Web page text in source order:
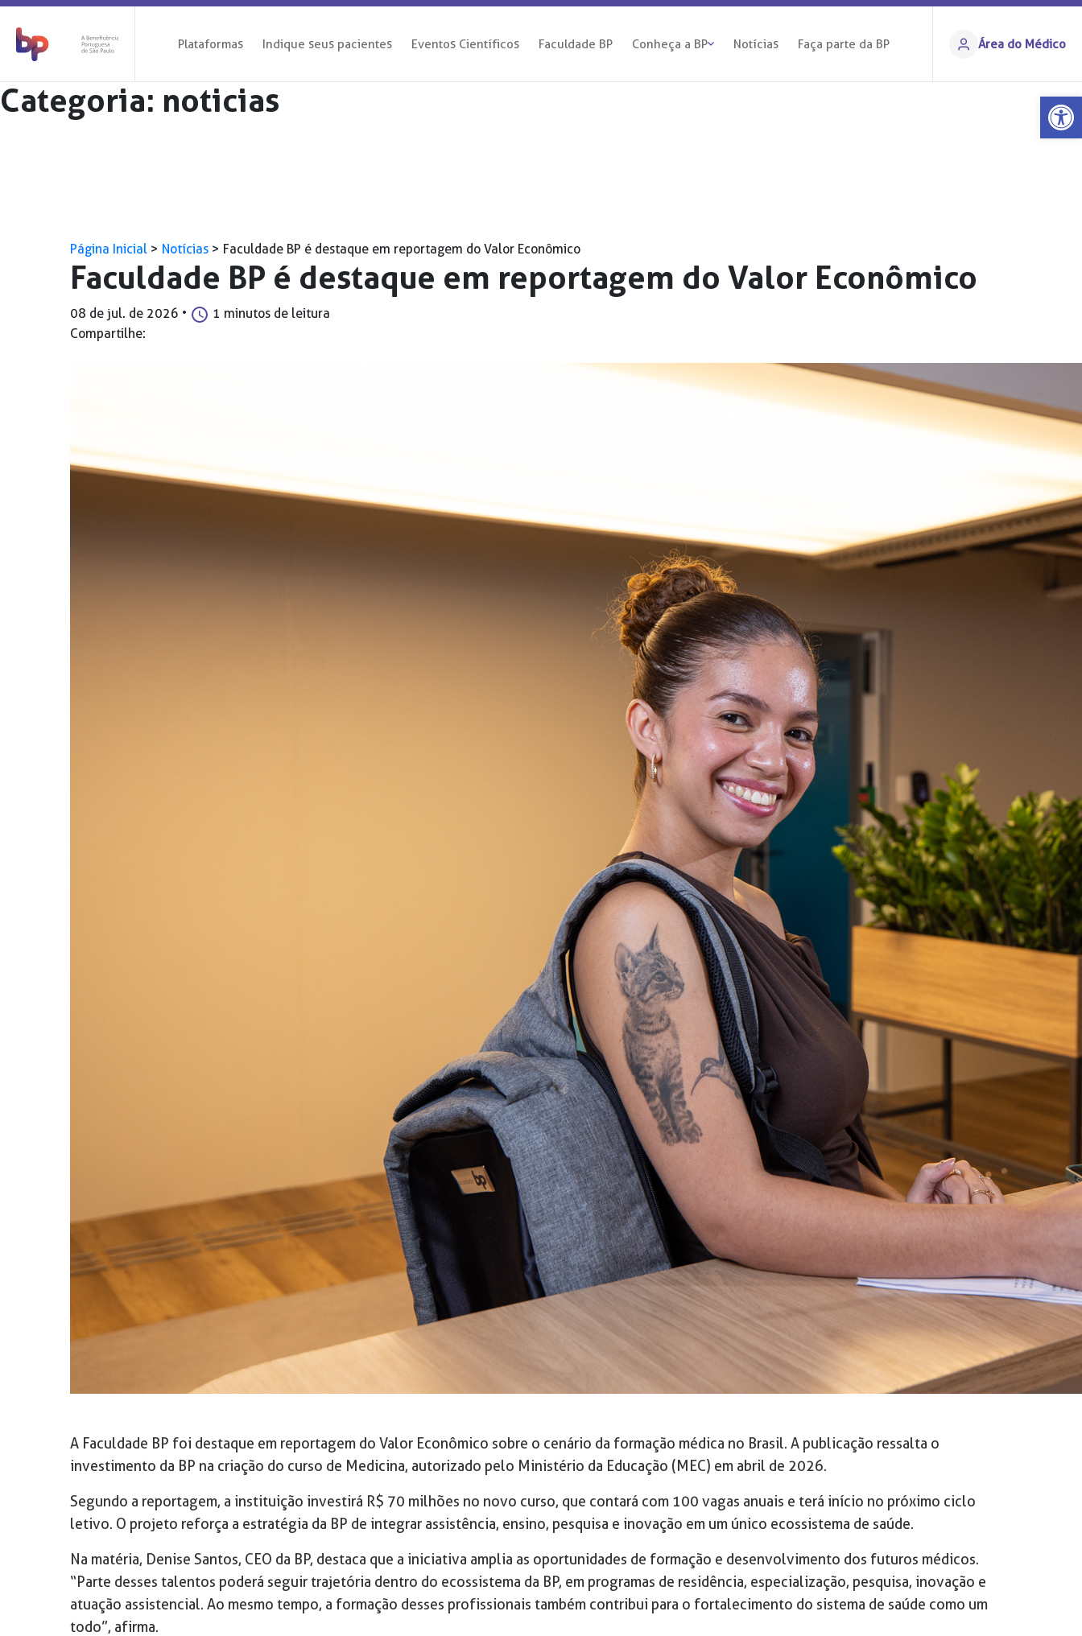
Plataformas Indique seus pacientes Eventos Científicos Faculdade BP Conheça a BP Notícias Faça parte da BP Área do Médico
Categoria: noticias
Página Inicial > Notícias > Faculdade BP é destaque em reportagem do Valor Econômico
Faculdade BP é destaque em reportagem do Valor Econômico
08 de jul. de 2026 •
1 minutos de leitura
Compartilhe:
A Faculdade BP foi destaque em reportagem do Valor Econômico sobre o cenário da formação médica no Brasil. A publicação ressalta o
investimento da BP na criação do curso de Medicina, autorizado pelo Ministério da Educação (MEC) em abril de 2026.
Segundo a reportagem, a instituição investirá R$ 70 milhões no novo curso, que contará com 100 vagas anuais e terá início no próximo ciclo
letivo. O projeto reforça a estratégia da BP de integrar assistência, ensino, pesquisa e inovação em um único ecossistema de saúde.
Na matéria, Denise Santos, CEO da BP, destaca que a iniciativa amplia as oportunidades de formação e desenvolvimento dos futuros médicos.
“Parte desses talentos poderá seguir trajetória dentro do ecossistema da BP, em programas de residência, especialização, pesquisa, inovação e
atuação assistencial. Ao mesmo tempo, a formação desses profissionais também contribui para o fortalecimento do sistema de saúde como um
todo”, afirma.